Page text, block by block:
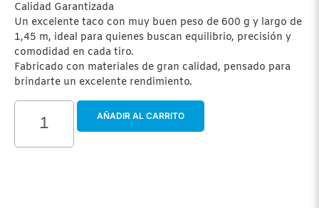
Calidad Garantizada
Un excelente taco con muy buen peso de 600 g y largo de
1,45 m, ideal para quienes buscan equilibrio, precisión y
comodidad en cada tiro.
Fabricado con materiales de gran calidad, pensado para
brindarte un excelente rendimiento.
AÑADIR AL CARRITO